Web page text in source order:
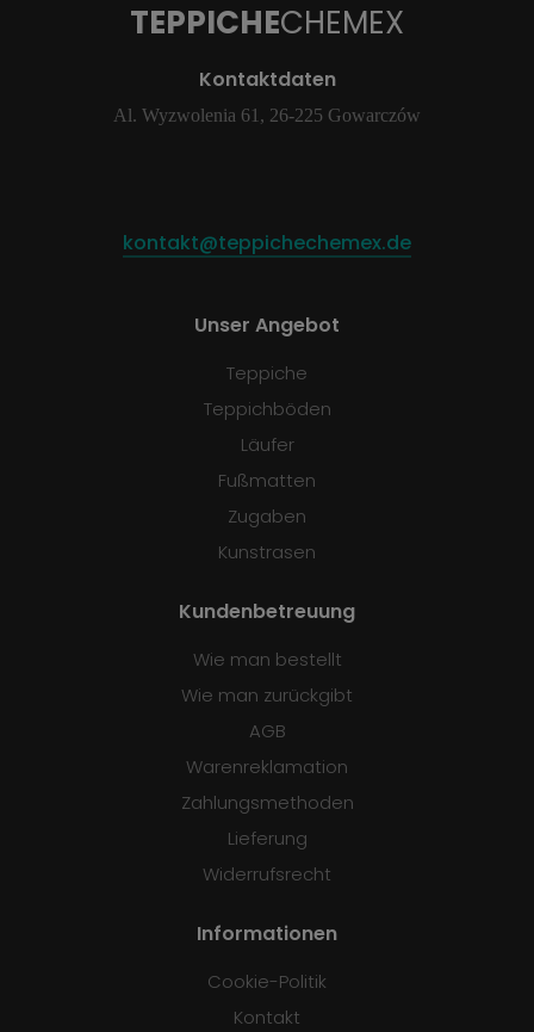
TEPPICHECHEMEX
Kontaktdaten
Al. Wyzwolenia 61, 26-225 Gowarczów
kontakt@teppichechemex.de
Unser Angebot
Teppiche
Teppichböden
Läufer
Fußmatten
Zugaben
Kunstrasen
Kundenbetreuung
Wie man bestellt
Wie man zurückgibt
AGB
Warenreklamation
Zahlungsmethoden
Lieferung
Widerrufsrecht
Informationen
Cookie-Politik
Kontakt